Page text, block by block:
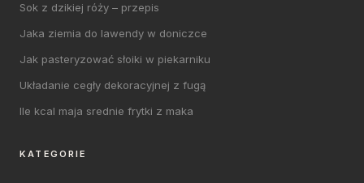
Sok z dzikiej róży – przepis
Jaka ziemia do lawendy w doniczce
Jak pasteryzować słoiki w piekarniku
Układanie cegły dekoracyjnej z fugą
Ile kcal maja srednie frytki z maka
KATEGORIE